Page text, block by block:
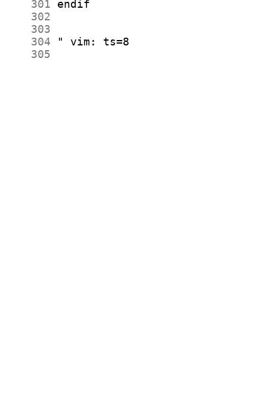
    301
    302
    303
    304
    305